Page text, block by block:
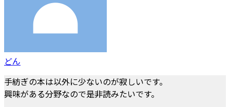
どん
手紡ぎの本は以外に少ないのが寂しいです。
興味がある分野なので是非読みたいです。